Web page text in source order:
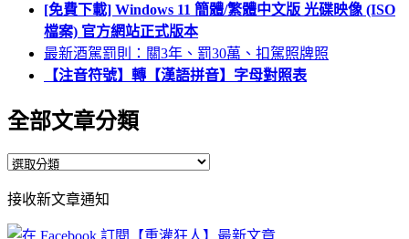
[免費下載] Windows 11 簡體/繁體中文版 光碟映像 (ISO
檔案) 官方網站正式版本
最新酒駕罰則：關3年、罰30萬、扣駕照牌照
【注音符號】轉【漢語拼音】字母對照表
全部文章分類
全
文
章
接收新文章通知